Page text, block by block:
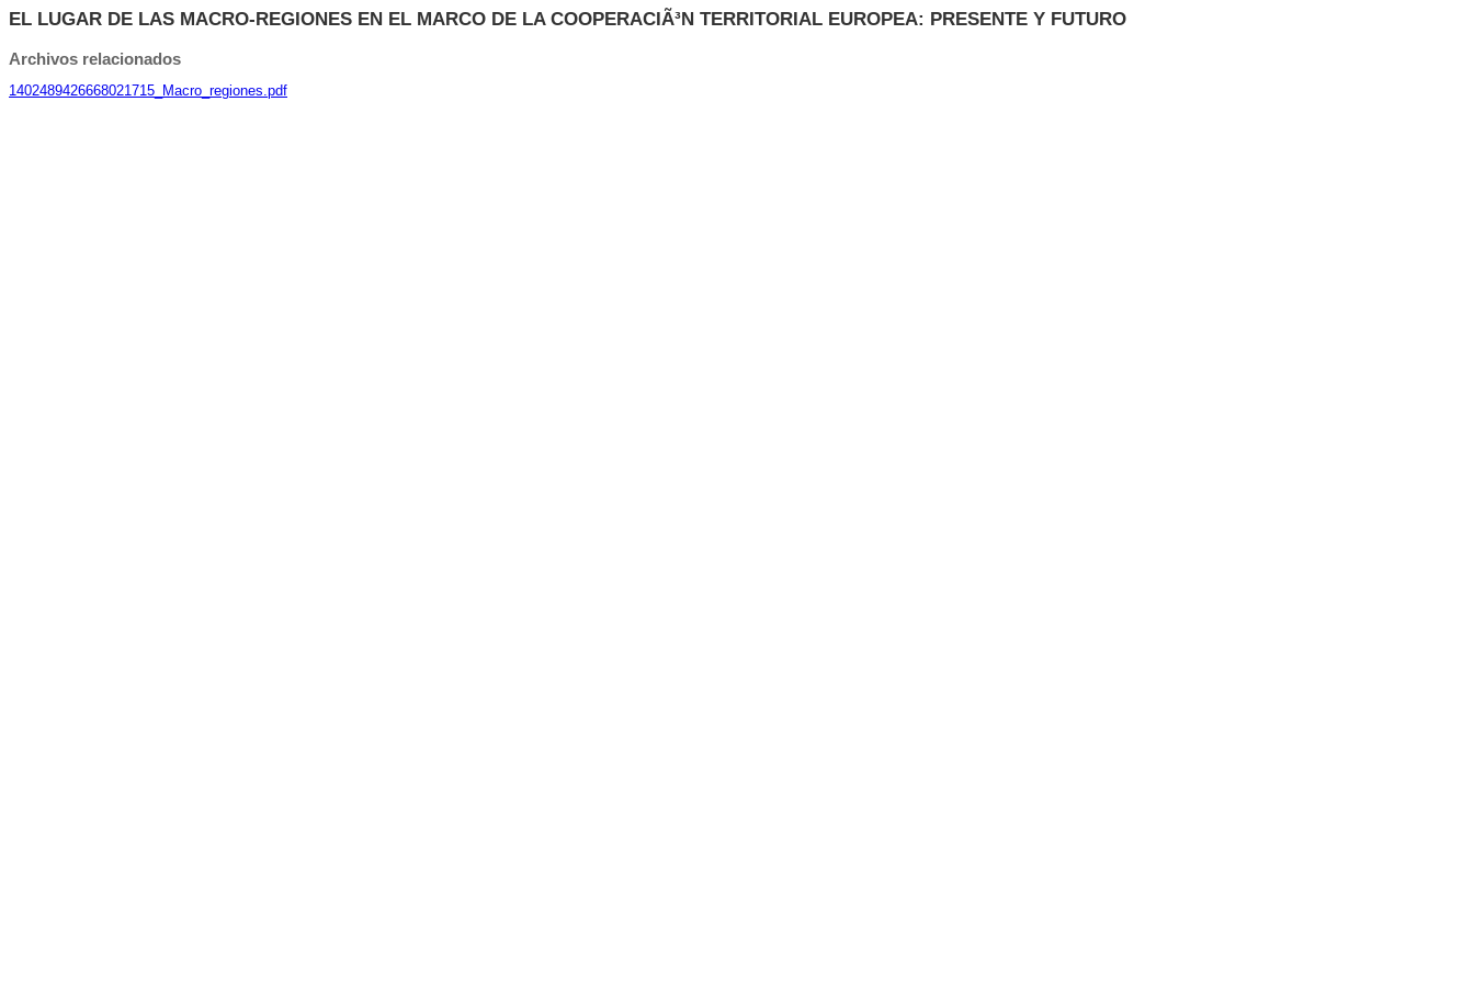
EL LUGAR DE LAS MACRO-REGIONES EN EL MARCO DE LA COOPERACIÃ³N TERRITORIAL EUROPEA: PRESENTE Y FUTURO
Archivos relacionados
1402489426668021715_Macro_regiones.pdf